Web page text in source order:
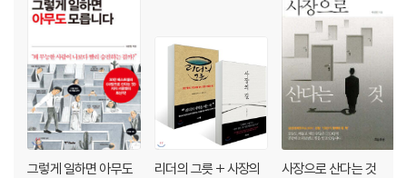
혼자 속 터지는 이야기
작은 도요새가 영리한 여우를 이기는 법
칭기즈칸의 충고: 강하기만 하면 진다!｜허리를 꺾는다는 것
왜 여성 상사들과 일하고 싶어하지 않을까
8 일을 안 하는 용기
잭 웰치의 후회
맨주먹으로 성공한 사장들의 고민
그렇게 일하면 아무도
리더의 그릇 + 사장의
사장으로 산다는 것